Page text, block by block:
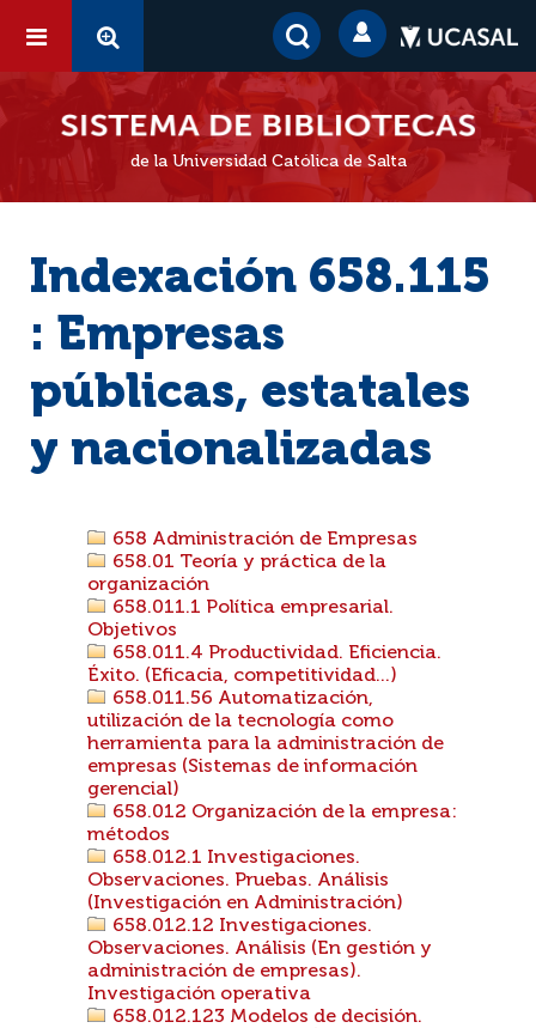
de la Universidad Católica de Salta
Indexación 658.115
: Empresas
públicas, estatales
y nacionalizadas
658 Administración de Empresas
658.01 Teoría y práctica de la
organización
658.011.1 Política empresarial.
Objetivos
658.011.4 Productividad. Eficiencia.
Éxito. (Eficacia, competitividad...)
658.011.56 Automatización,
utilización de la tecnología como
herramienta para la administración de
empresas (Sistemas de información
gerencial)
658.012 Organización de la empresa:
métodos
658.012.1 Investigaciones.
Observaciones. Pruebas. Análisis
(Investigación en Administración)
658.012.12 Investigaciones.
Observaciones. Análisis (En gestión y
administración de empresas).
Investigación operativa
658.012.123 Modelos de decisión.